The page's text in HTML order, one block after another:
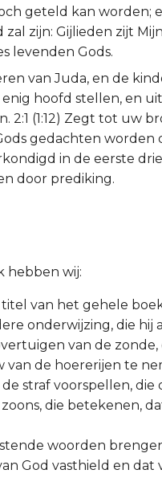
geteld kan worden;
zal zijn: Gijlieden zijt
levenden Gods.
van Juda, en de
hoofd stellen, en
2:1 (1:12) Zegt tot uw
gedachten
in de eerste
door prediking.
hebben wij:
van het gehele
onderwijzing, die
van de
de hoererijen te
straf voorspellen,
die betekenen,
woorden
God vasthield en